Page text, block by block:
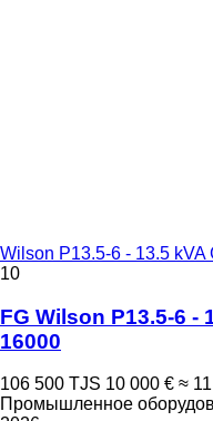
Wilson P13.5-6 - 13.5 kVA
10
FG Wilson P13.5-6 -
16000
106 500 TJS 10 000 € ≈
Промышленное